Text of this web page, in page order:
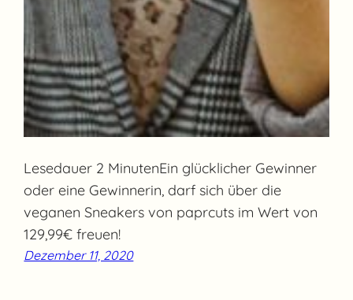
Lesedauer 2 MinutenEin glücklicher Gewinner
oder eine Gewinnerin, darf sich über die
veganen Sneakers von paprcuts im Wert von
129,99€ freuen!
Dezember 11, 2020